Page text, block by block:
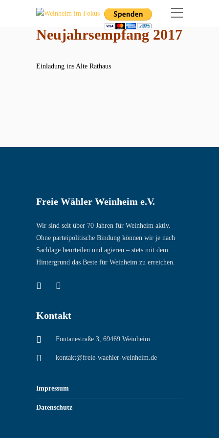
Neujahrsempfang 2017
Einladung ins Alte Rathaus
Freie Wähler Weinheim e.V.
Wir sind seit über 70 Jahren für Weinheim aktiv.
Ohne parteipolitische Bindung können wir je nach
Sachlage beurteilen und agieren – stets mit dem
Hintergrund das Beste für Weinheim zu erreichen.
Kontakt
Fontanestraße 3, 69469 Weinheim
kontakt@freie-waehler-weinheim.de
Impressum
Datenschutz